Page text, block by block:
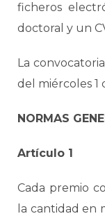
ficheros
doctoral y un
La
del miércoles 1
NORMAS
Artículo 1
Cada premio
la cantidad en